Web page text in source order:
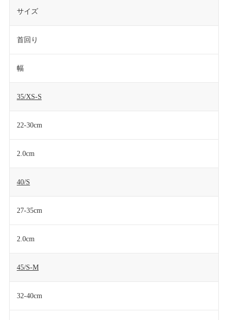
サイズ
首回り
幅
35/XS-S
22-30cm
2.0cm
40/S
27-35cm
2.0cm
45/S-M
32-40cm